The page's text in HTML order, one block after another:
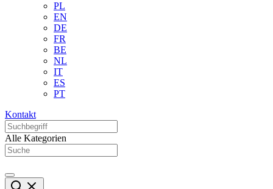
PL
EN
DE
FR
BE
NL
IT
ES
PT
Kontakt
Alle Kategorien